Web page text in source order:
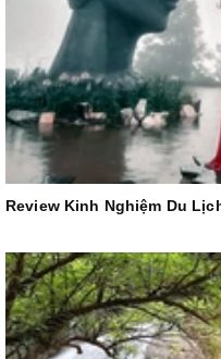
Review Kinh Nghiệm Du